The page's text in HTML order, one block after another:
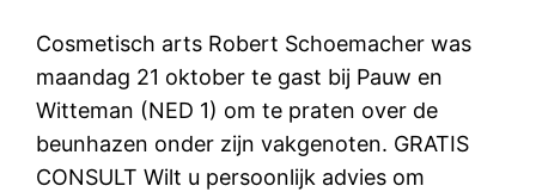
Cosmetisch arts Robert Schoemacher was
maandag 21 oktober te gast bij Pauw en
Witteman (NED 1) om te praten over de
beunhazen onder zijn vakgenoten. GRATIS
CONSULT Wilt u persoonlijk advies om